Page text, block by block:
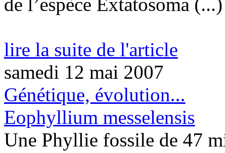
lire la suite de l'article
samedi 12 mai 2007
Génétique, évolution...
Eophyllium messelensis
Une Phyllie fossile de 47